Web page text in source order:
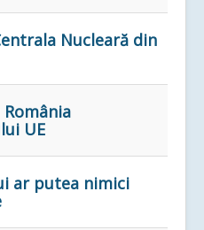
Nucleară din
UE
ar putea nimici